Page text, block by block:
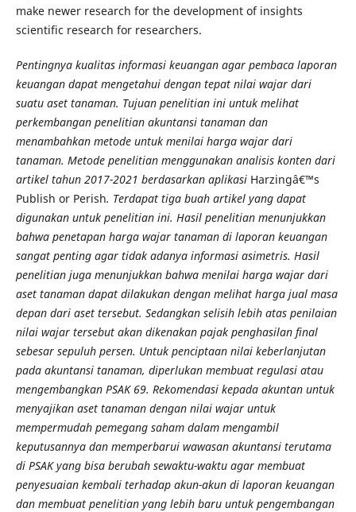
make newer research for the development of insights
scientific research for researchers.
Pentingnya kualitas informasi keuangan agar pembaca laporan
keuangan dapat mengetahui dengan tepat nilai wajar dari
suatu aset tanaman. Tujuan penelitian ini untuk melihat
perkembangan penelitian akuntansi tanaman dan
menambahkan metode untuk menilai harga wajar dari
tanaman. Metode penelitian menggunakan analisis konten dari
artikel tahun 2017-2021 berdasarkan aplikasi Harzingâ€™s
Publish or Perish. Terdapat tiga buah artikel yang dapat
digunakan untuk penelitian ini. Hasil penelitian menunjukkan
bahwa penetapan harga wajar tanaman di laporan keuangan
sangat penting agar tidak adanya informasi asimetris. Hasil
penelitian juga menunjukkan bahwa menilai harga wajar dari
aset tanaman dapat dilakukan dengan melihat harga jual masa
depan dari aset tersebut. Sedangkan selisih lebih atas penilaian
nilai wajar tersebut akan dikenakan pajak penghasilan final
sebesar sepuluh persen. Untuk penciptaan nilai keberlanjutan
pada akuntansi tanaman, diperlukan membuat regulasi atau
mengembangkan PSAK 69. Rekomendasi kepada akuntan untuk
menyajikan aset tanaman dengan nilai wajar untuk
mempermudah pemegang saham dalam mengambil
keputusannya dan memperbarui wawasan akuntansi terutama
di PSAK yang bisa berubah sewaktu-waktu agar membuat
penyesuaian kembali terhadap akun-akun di laporan keuangan
dan membuat penelitian yang lebih baru untuk pengembangan